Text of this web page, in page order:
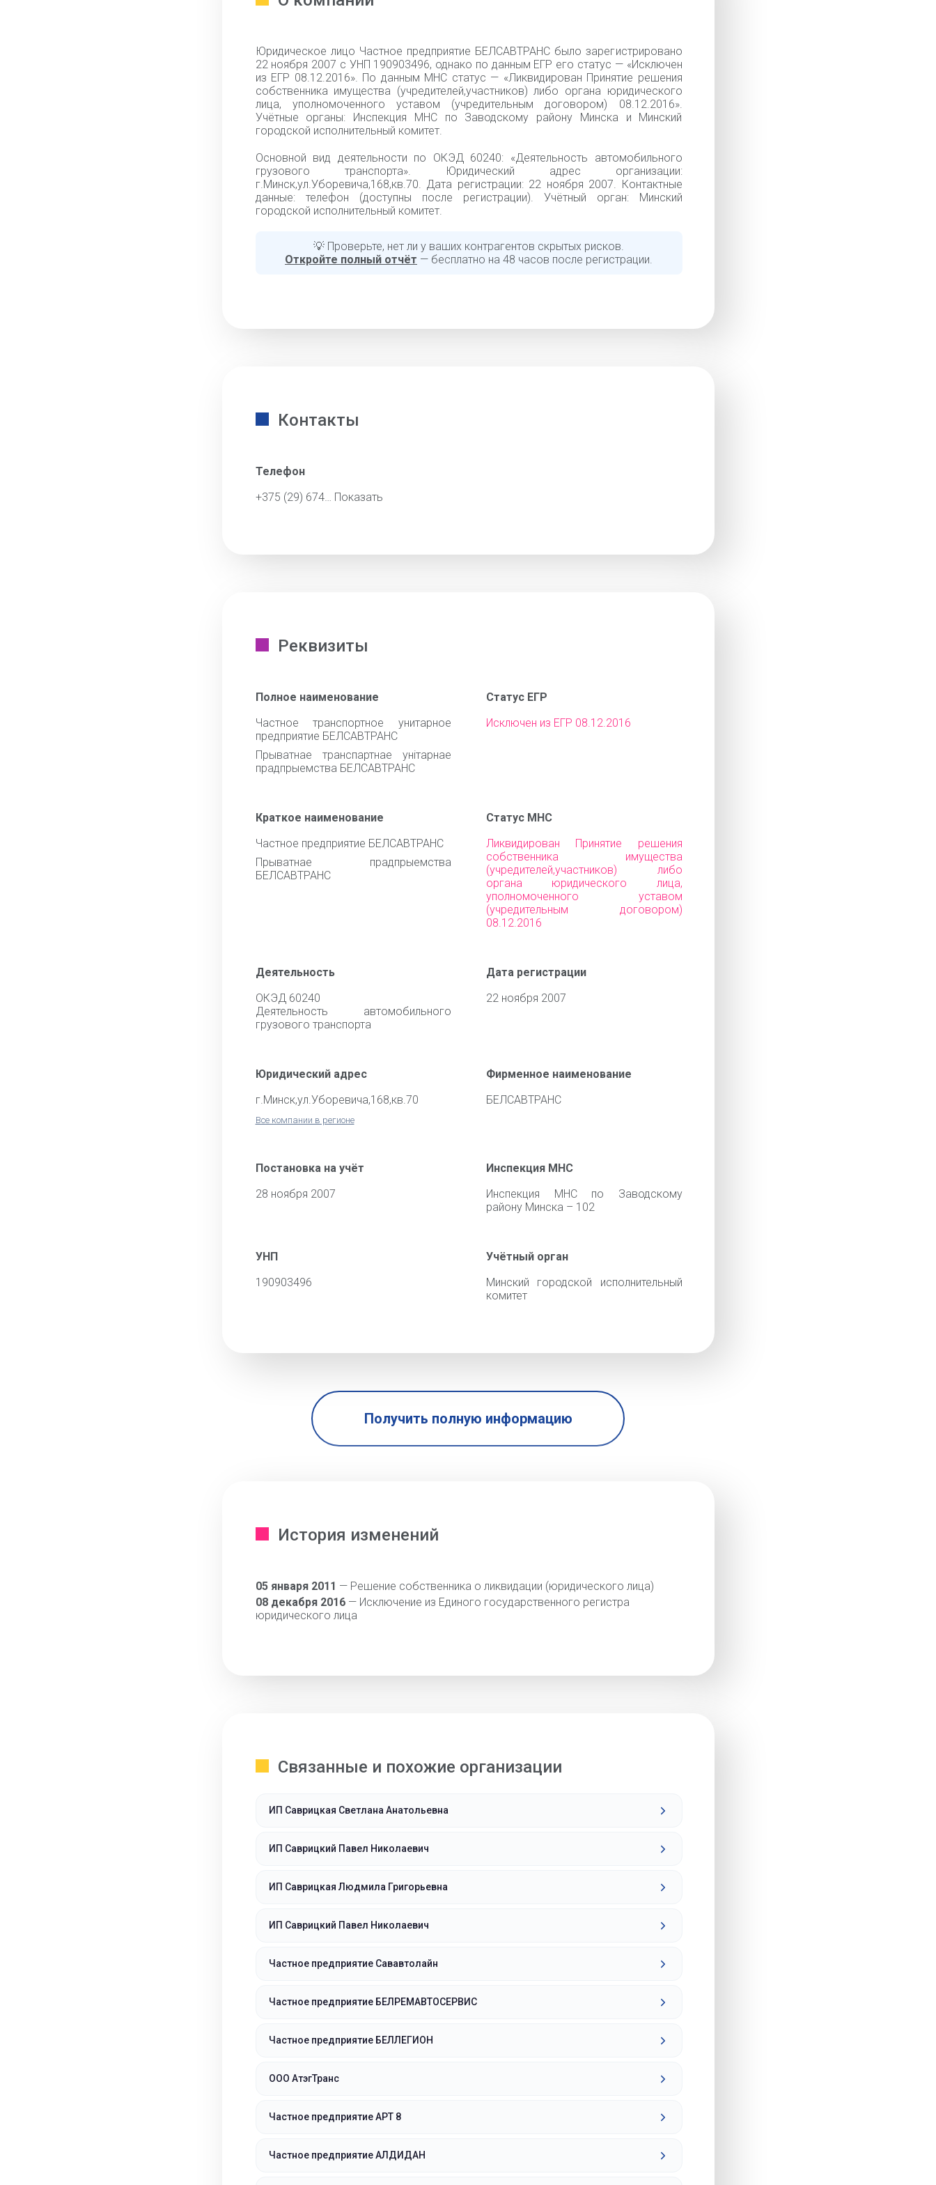
Юридическое лицо Частное предприятие БЕЛСАВТРАНС было зарегистрировано
22 ноября 2007 с УНП 190903496, однако по данным ЕГР его статус — «Исключен
из ЕГР 08.12.2016». По данным МНС статус — «Ликвидирован Принятие решения
собственника имущества (учредителей,участников) либо органа юридического
лица, уполномоченного уставом (учредительным договором) 08.12.2016».
Учётные органы: Инспекция МНС по Заводскому району Минска и Минский
городской исполнительный комитет.
Основной вид деятельности по ОКЭД 60240: «Деятельность автомобильного
грузового транспорта». Юридический адрес организации:
г.Минск,ул.Уборевича,168,кв.70. Дата регистрации: 22 ноября 2007. Контактные
данные: телефон (доступны после регистрации). Учётный орган: Минский
городской исполнительный комитет.
💡 Проверьте, нет ли у ваших контрагентов скрытых рисков.
Откройте полный отчёт — бесплатно на 48 часов после регистрации.
Контакты
Телефон
+375 (29) 674… Показать
Реквизиты
Полное наименование
Частное транспортное унитарное
предприятие БЕЛСАВТРАНС
Прыватнае транспартнае унiтарнае
прадпрыемства БЕЛСАВТРАНС
Статус ЕГР
Исключен из ЕГР 08.12.2016
Краткое наименование
Частное предприятие БЕЛСАВТРАНС
Прыватнае прадпрыемства
БЕЛСАВТРАНС
Статус МНС
Ликвидирован Принятие решения
собственника имущества
(учредителей,участников) либо
органа юридического лица,
уполномоченного уставом
(учредительным договором)
08.12.2016
Деятельность
ОКЭД 60240
Деятельность автомобильного
грузового транспорта
Дата регистрации
22 ноября 2007
Юридический адрес
г.Минск,ул.Уборевича,168,кв.70
Все компании в регионе
Фирменное наименование
БЕЛСАВТРАНС
Постановка на учёт
28 ноября 2007
Инспекция МНС
Инспекция МНС по Заводскому
району Минска – 102
УНП
190903496
Учётный орган
Минский городской исполнительный
комитет
Получить полную информацию
История изменений
05 января 2011 — Решение собственника о ликвидации (юридического лица)
08 декабря 2016— Исключение из Единого государственного регистра
юридического лица
Связанные и похожие организации
ИП Саврицкая Светлана Анатольевна
ИП Саврицкий Павел Николаевич
ИП Саврицкая Людмила Григорьевна
ИП Саврицкий Павел Николаевич
Частное предприятие Сававтолайн
Частное предприятие БЕЛРЕМАВТОСЕРВИС
Частное предприятие БЕЛЛЕГИОН
ООО АтэгТранс
Частное предприятие АРТ 8
Частное предприятие АЛДИДАН